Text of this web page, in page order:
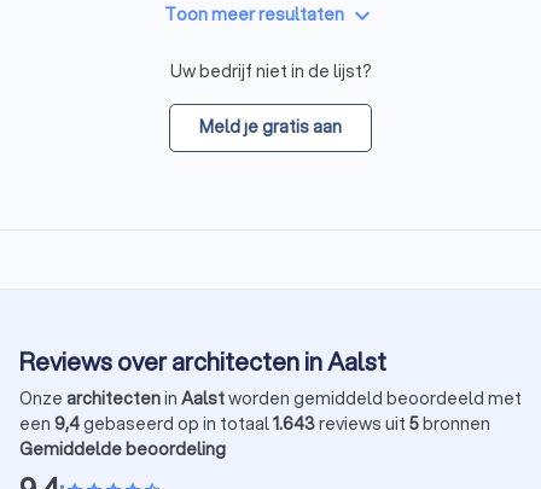
Toon meer resultaten keyboard_arrow_down
Uw bedrijf niet in de lijst?
Meld je gratis aan
Reviews over architecten in Aalst
Onze architectenin Aalstworden gemiddeld beoordeeld met
een 9,4gebaseerd op in totaal1.643reviews uit 5bronnen
Gemiddelde beoordeling